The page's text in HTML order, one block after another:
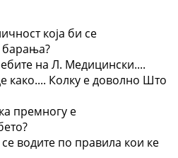
која би се
барања?
на Л. Медицински....
како.... Колку е доволно Што
премногу е
водите по правила кои ке